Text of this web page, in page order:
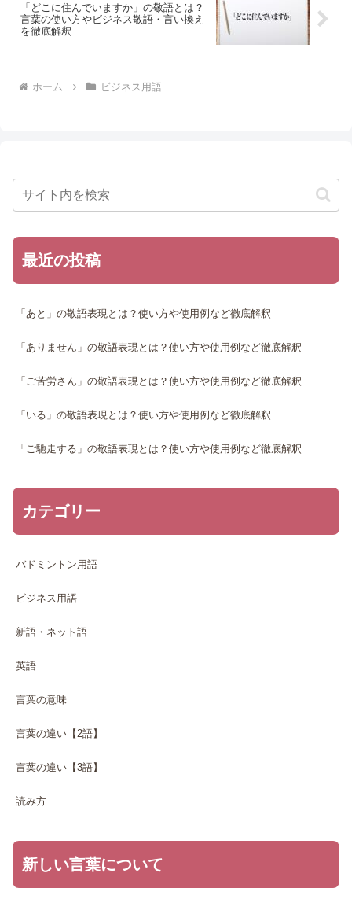
「どこに住んでいますか」の敬語とは？
言葉の使い方やビジネス敬語・言い換え
を徹底解釈
ホーム ビジネス用語
最近の投稿
「あと」の敬語表現とは？使い方や使用例など徹底解釈
「ありません」の敬語表現とは？使い方や使用例など徹底解釈
「ご苦労さん」の敬語表現とは？使い方や使用例など徹底解釈
「いる」の敬語表現とは？使い方や使用例など徹底解釈
「ご馳走する」の敬語表現とは？使い方や使用例など徹底解釈
カテゴリー
バドミントン用語
ビジネス用語
新語・ネット語
英語
言葉の意味
言葉の違い【2語】
言葉の違い【3語】
読み方
新しい言葉について